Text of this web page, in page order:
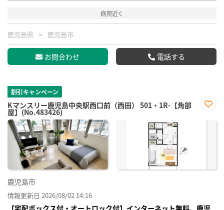
病院近く
鹿児島県 鹿児島市
お問合わせ 電話する
割引キャンペーン
Kマンスリー鹿児島中央駅西口前（西田） 501・1R-【角部
屋】(No.483426)
に入
鹿児島市
情報更新日 2026/08/02 14:16